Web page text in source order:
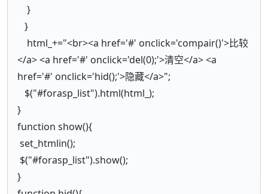
}
}
html_+="<br><a href='#' onclick='compair()'>比较
</a> <a href='#' onclick='del(0);'>清空</a> <a
href='#' onclick='hid();'>隐藏</a>";
$("#forasp_list").html(html_);
}
function show(){
set_htmlin();
$("#forasp_list").show();
}